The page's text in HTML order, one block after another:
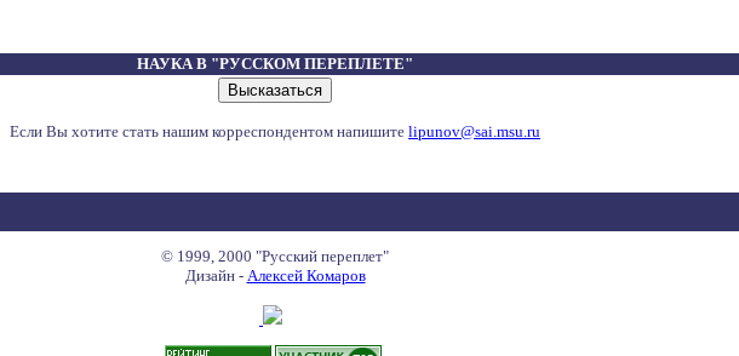
НАУКА В "РУССКОМ ПЕРЕПЛЕТЕ"
Если Вы хотите стать нашим корреспондентом напишите lipunov@sai.msu.ru
© 1999, 2000 "Русский переплет"
Дизайн - Алексей Комаров